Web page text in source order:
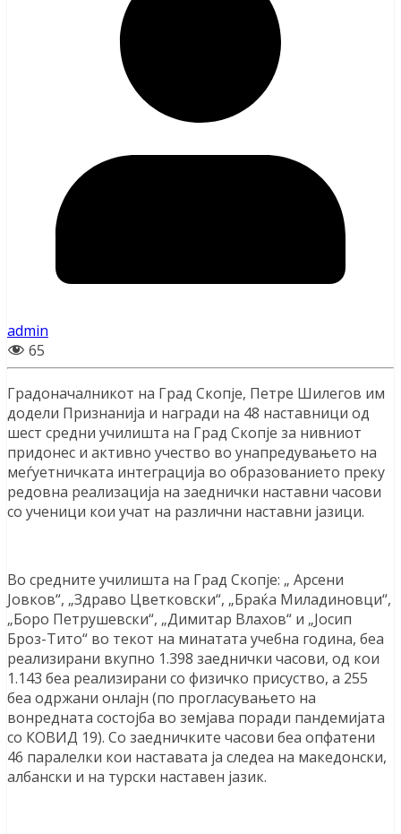
admin
65
Градоначалникот на Град Скопје, Петре Шилегов им
додели Признанија и награди на 48 наставници од
шест средни училишта на Град Скопје за нивниот
придонес и активно учество во унапредувањето на
меѓуетничката интеграција во образованието преку
редовна реализација на заеднички наставни часови
со ученици кои учат на различни наставни јазици.
Во средните училишта на Град Скопје: „ Арсени
Јовков“, „Здраво Цветковски“, „Браќа Миладиновци“,
„Боро Петрушевски“, „Димитар Влахов“ и „Јосип
Броз-Тито“ во текот на минатата учебна година, беа
реализирани вкупно 1.398 заеднички часови, од кои
1.143 беа реализирани со физичко присуство, а 255
беа одржани онлајн (по прогласувањето на
вонредната состојба во земјава поради пандемијата
со КОВИД 19). Со заедничките часови беа опфатени
46 паралелки кои наставата ја следеа на македонски,
албански и на турски наставен јазик.